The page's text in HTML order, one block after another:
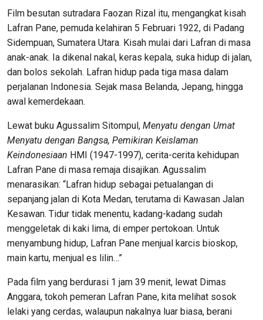
Film besutan sutradara Faozan Rizal itu, mengangkat kisah
Lafran Pane, pemuda kelahiran 5 Februari 1922, di Padang
Sidempuan, Sumatera Utara. Kisah mulai dari Lafran di masa
anak-anak. Ia dikenal nakal, keras kepala, suka hidup di jalan,
dan bolos sekolah. Lafran hidup pada tiga masa dalam
perjalanan Indonesia. Sejak masa Belanda, Jepang, hingga
awal kemerdekaan.
Lewat buku Agussalim Sitompul, Menyatu dengan Umat
Menyatu dengan Bangsa, Pemikiran Keislaman
Keindonesiaan HMI (1947-1997), cerita-cerita kehidupan
Lafran Pane di masa remaja disajikan. Agussalim
menarasikan: “Lafran hidup sebagai petualangan di
sepanjang jalan di Kota Medan, terutama di Kawasan Jalan
Kesawan. Tidur tidak menentu, kadang-kadang sudah
menggeletak di kaki lima, di emper pertokoan. Untuk
menyambung hidup, Lafran Pane menjual karcis bioskop,
main kartu, menjual es lilin…”
Pada film yang berdurasi 1 jam 39 menit, lewat Dimas
Anggara, tokoh pemeran Lafran Pane, kita melihat sosok
lelaki yang cerdas, walaupun nakalnya luar biasa, berani